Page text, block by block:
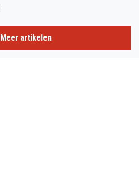
Meer artikelen